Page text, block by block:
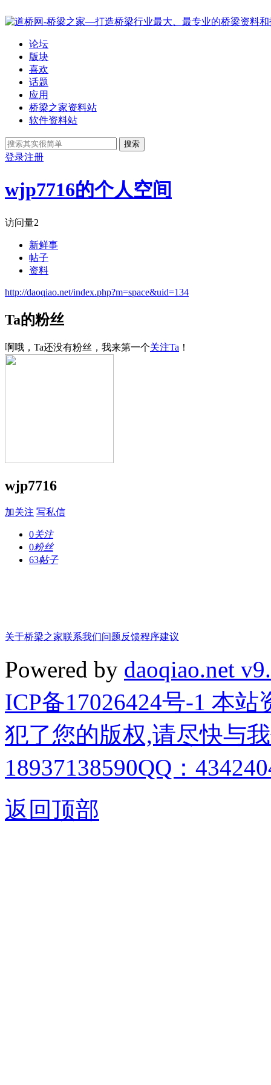
论坛
版块
喜欢
话题
应用
桥梁之家资料站
软件资料站
搜索
登录注册
wjp7716的个人空间
访问量2
新鲜事
帖子
资料
http://daoqiao.net/index.php?m=space&uid=134
Ta的粉丝
啊哦，Ta还没有粉丝，我来第一个关注Ta ！
wjp7716
加关注 写私信
0关注
0粉丝
63帖子
关于桥梁之家联系我们问题反馈程序建议
Powered by daoqiao.net
ICP备17026424号-1 本
犯了您的版权,请尽快与
18937138590QQ：
返回顶部